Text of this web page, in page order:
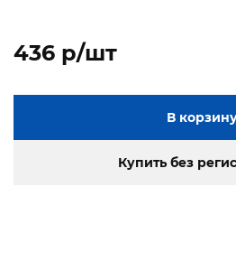
436 p/шт
В
Купить без